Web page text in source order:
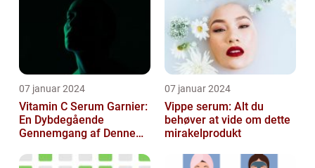
07 januar 2024
Vitamin C Serum Garnier:
En Dybdegående
Gennemgang af Denne
Kosmetikfavorit
07 januar 2024
Vippe serum: Alt du
behøver at vide om dette
mirakelprodukt